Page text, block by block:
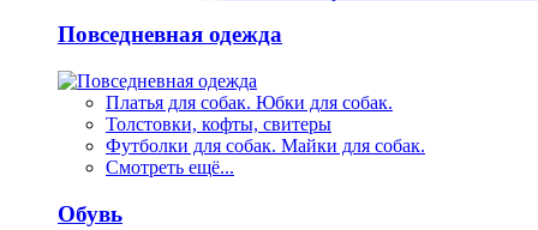
Повседневная одежда
Платья для собак. Юбки для собак.
Толстовки, кофты, свитеры
Футболки для собак. Майки для собак.
Смотреть ещё...
Обувь